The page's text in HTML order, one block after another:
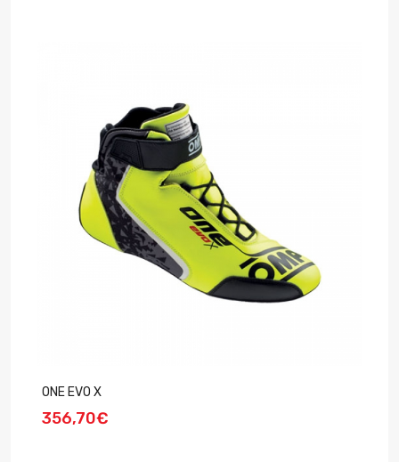
ONE EVO X
356,70€